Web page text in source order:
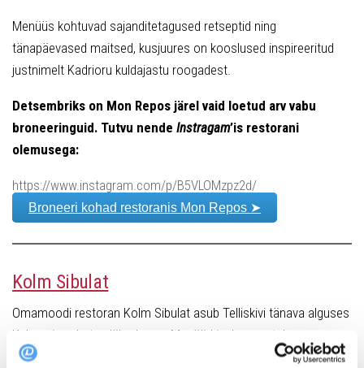
Menüüs kohtuvad sajanditetagused retseptid ning
tänapäevased maitsed, kusjuures on kooslused inspireeritud
justnimelt Kadrioru kuldajastu roogadest.
Detsembriks on Mon Repos järel vaid loetud arv vabu
broneeringuid. Tutvu nende Instragam’is restorani
olemusega:
https://www.instagram.com/p/B5VLOMzpz2d/
Broneeri kohad restoranis Mon Repos ➤
Kolm Sibulat
Omamoodi restoran Kolm Sibulat asub Telliskivi tänava alguses
Kalamaja vahetus läheduses. Menüüd iseloomustab
loomingulisus ja piiritlematus, sealt leiab eriilmelisi roogasid